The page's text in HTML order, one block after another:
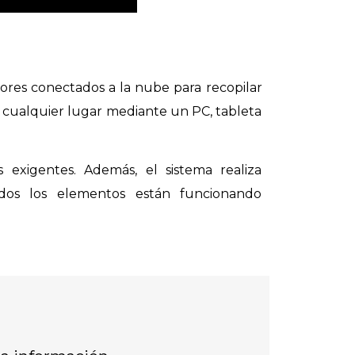
conectados a la nube para recopilar
cualquier lugar mediante un PC, tableta
Además, el sistema realiza
los elementos están funcionando